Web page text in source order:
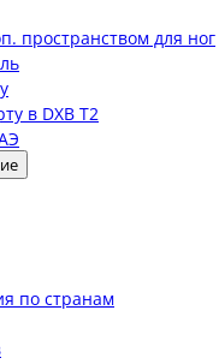
пространством для ног
в DXB T2
по странам